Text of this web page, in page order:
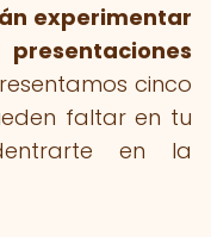
experimentar
cinco
faltar en tu
en la